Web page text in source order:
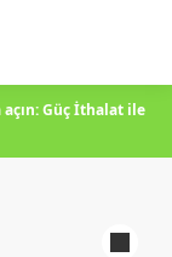
Güç İthalat ile